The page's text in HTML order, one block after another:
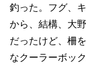
釣った。フグ、
から、結構、大
だったけど、柵
なクーラーボッ